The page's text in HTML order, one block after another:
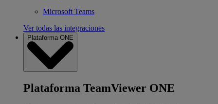
Microsoft Teams
Ver todas las integraciones
Plataforma ONE
Plataforma TeamViewer ONE